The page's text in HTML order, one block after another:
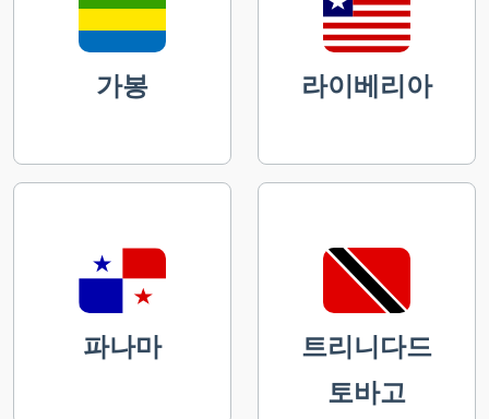
가봉 라이베리아
파나마
트리니다드
토바고